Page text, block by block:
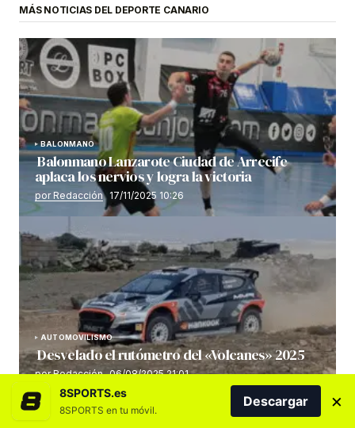
MÁS NOTICIAS DEL DEPORTE CANARIO
BALONMANO
Balonmano Lanzarote Ciudad de Arrecife
aplaca los nervios y logra la victoria
por Redacción 17/11/2025 10:26
AUTOMOVILISMO
Desvelado el rutómetro del «Volcanes» 2025
por Redacción 06/08/2025 21:01
8SPORTS.es
8SPORTS en tu móvil.
Descargar ×